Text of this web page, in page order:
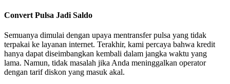
Convert Pulsa Jadi Saldo
Semuanya dimulai dengan upaya mentransfer pulsa yang tidak
terpakai ke layanan internet. Terakhir, kami percaya bahwa kredit
hanya dapat diseimbangkan kembali dalam jangka waktu yang
lama. Namun, tidak masalah jika Anda meninggalkan operator
dengan tarif diskon yang masuk akal.